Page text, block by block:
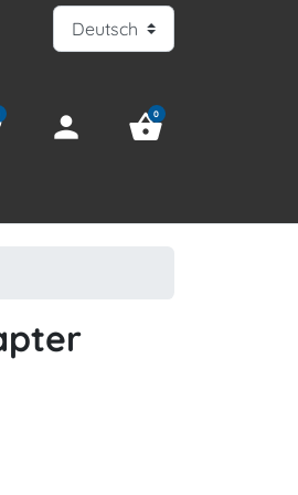
person shopping_basket
0